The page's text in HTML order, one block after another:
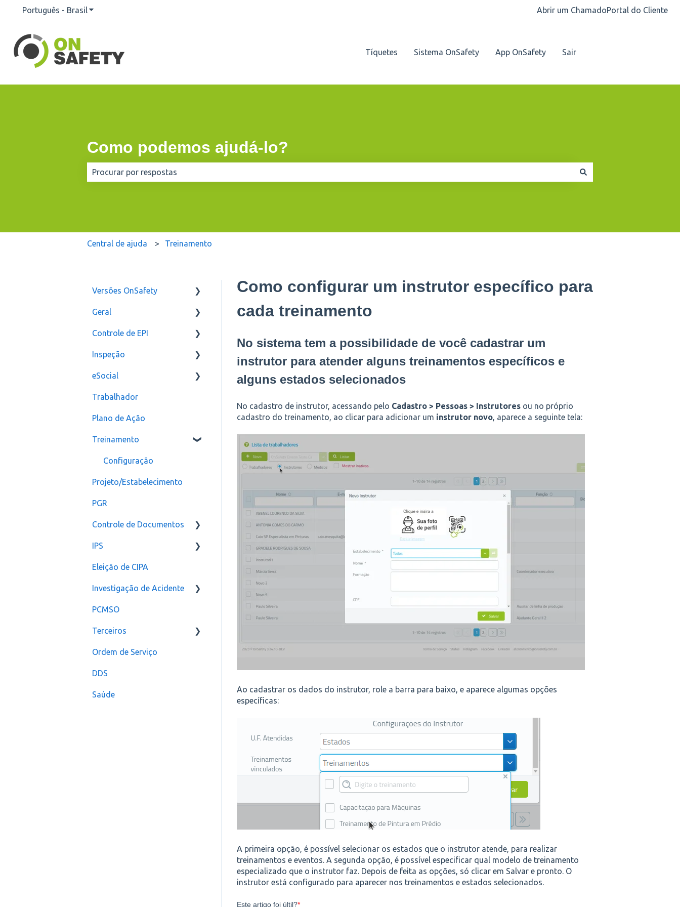
Português - BrasilMostrar submenu para traduções Abrir um ChamadoPortal do Cliente
Tíquetes Sistema OnSafety App OnSafety Sair
Como podemos ajudá-lo?
Central de ajuda Treinamento
Como configurar um instrutor específico para
cada treinamento
No sistema tem a possibilidade de você cadastrar um
instrutor para atender alguns treinamentos específicos e
alguns estados selecionados
No cadastro de instrutor, acessando pelo Cadastro > Pessoas > Instrutoresou no próprio
cadastro do treinamento, ao clicar para adicionar um instrutor novo, aparece a seguinte tela:
Ao cadastrar os dados do instrutor, role a barra para baixo, e aparece algumas opções
específicas:
A primeira opção, é possível selecionar os estados que o instrutor atende, para realizar
treinamentos e eventos. A segunda opção, é possível especificar qual modelo de treinamento
especializado que o instrutor faz. Depois de feita as opções, só clicar em Salvar e pronto. O
instrutor está configurado para aparecer nos treinamentos e estados selecionados.
Versões OnSafety
Última Versão
Versões anteriores
Geral
Usuários
Controle de EPI
Configurações
assinatura
Inspeção
Relatórios e Indicadores
Inspeção Visual
Plano de ação
Checklist
eSocial
Erros
Criação
CAT
Trabalhador
Plano de Ação
Treinamento
Configuração
Projeto/Estabelecimento
PGR
Controle de Documentos
Notificação
IPS
Configurações
Eleição de CIPA
Investigação de Acidente
Configuração
PCMSO
Terceiros
Usuário
Ordem de Serviço
DDS
Saúde